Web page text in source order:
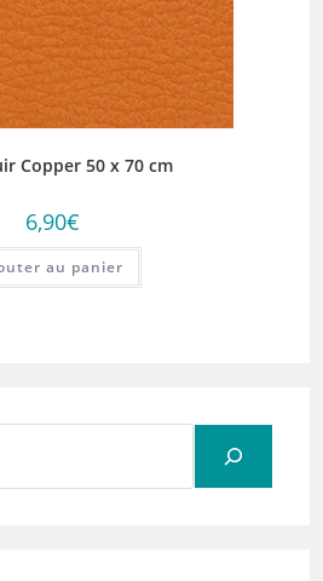
Copper 50 x 70 cm
6,90€
au panier